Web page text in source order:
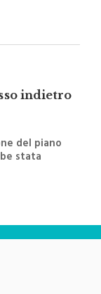
indietro
del piano
stata